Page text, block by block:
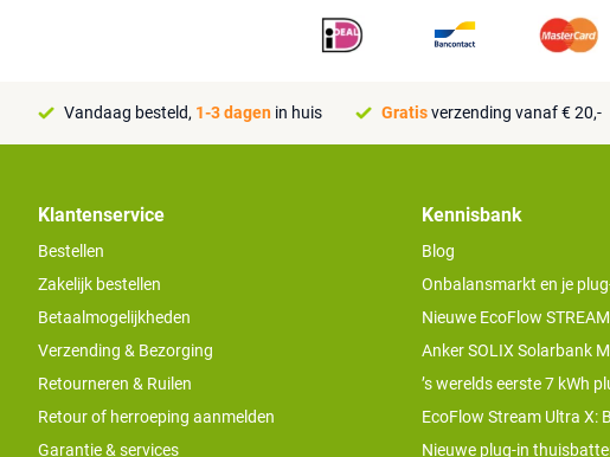
Vandaag besteld, 1-3 dagen in huis Gratisverzending vanaf € 20,-
Klantenservice
Bestellen
Zakelijk bestellen
Betaalmogelijkheden
Verzending & Bezorging
Retourneren & Ruilen
Retour of herroeping aanmelden
Garantie & services
Kennisbank
Blog
Onbalansmarkt en je
Nieuwe EcoFlow
Anker SOLIX Solarbank
’s werelds eerste 7 kWh
EcoFlow Stream Ultra X:
Nieuwe plug-in